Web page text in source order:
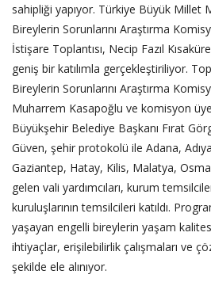
sahipliği yapıyor. Türkiye Büyük Millet
Bireylerin Sorunlarını Araştırma
İstişare Toplantısı, Necip Fazıl
geniş bir katılımla gerçekleştiriliyor.
Bireylerin Sorunlarını Araştırma
Muharrem Kasapoğlu ve komisyon
Büyükşehir Belediye Başkanı Fırat
Güven, şehir protokolü ile Adana,
Gaziantep, Hatay, Kilis, Malatya,
gelen vali yardımcıları, kurum
kuruluşlarının temsilcileri katıldı.
yaşayan engelli bireylerin yaşam
ihtiyaçlar, erişilebilirlik çalışmaları ve
şekilde ele alınıyor.